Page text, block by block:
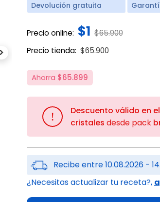
Next
Devolución gratuita
Precio online: $1 Price reduced from
$65.900to
Precio tienda:
Price reduced from
$65.900
Ahorra $65.899
! Descuento válido en
cristales desde pack
Recibe entre 10.08.2026 -
¿Necesitas actualizar tu receta?,